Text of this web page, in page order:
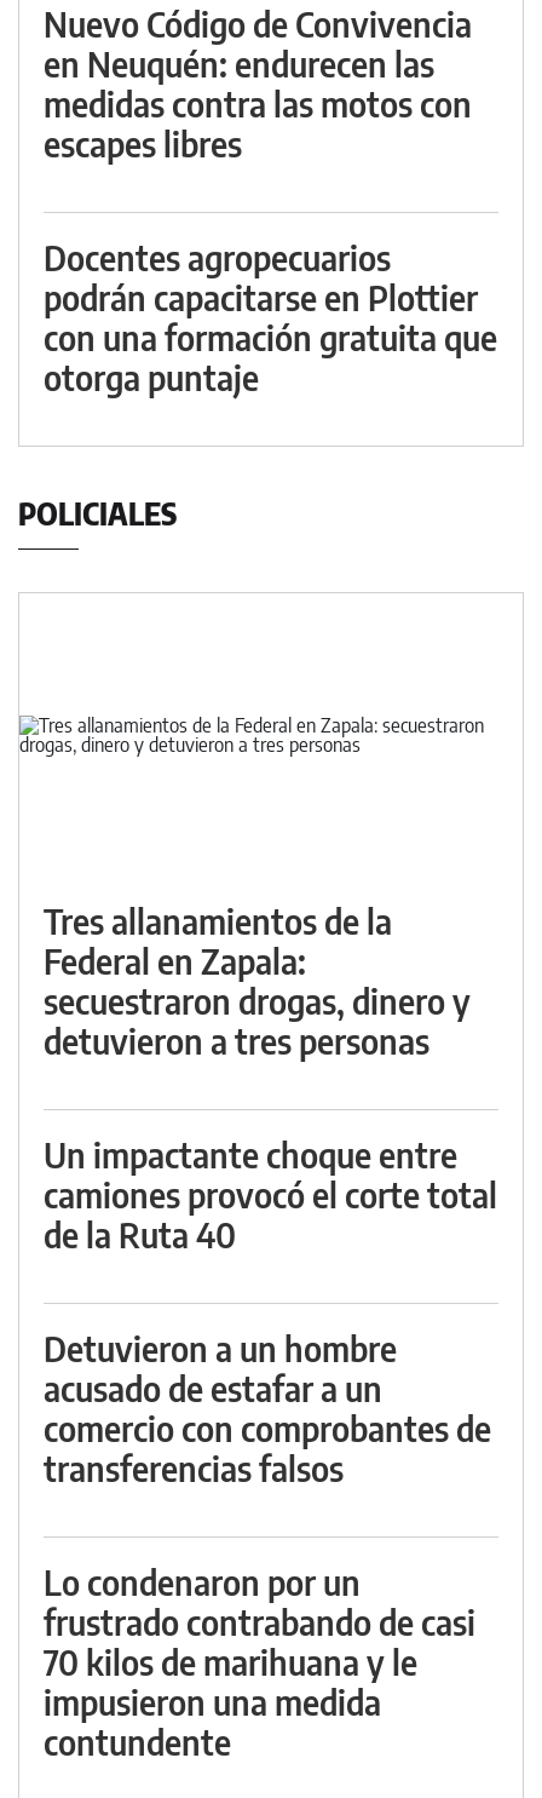
Nuevo Código de Convivencia
en Neuquén: endurecen las
medidas contra las motos con
escapes libres
Docentes agropecuarios
podrán capacitarse en Plottier
con una formación gratuita que
otorga puntaje
POLICIALES
Tres allanamientos de la
Federal en Zapala:
secuestraron drogas, dinero y
detuvieron a tres personas
Un impactante choque entre
camiones provocó el corte total
de la Ruta 40
Detuvieron a un hombre
acusado de estafar a un
comercio con comprobantes de
transferencias falsos
Lo condenaron por un
frustrado contrabando de casi
70 kilos de marihuana y le
impusieron una medida
contundente